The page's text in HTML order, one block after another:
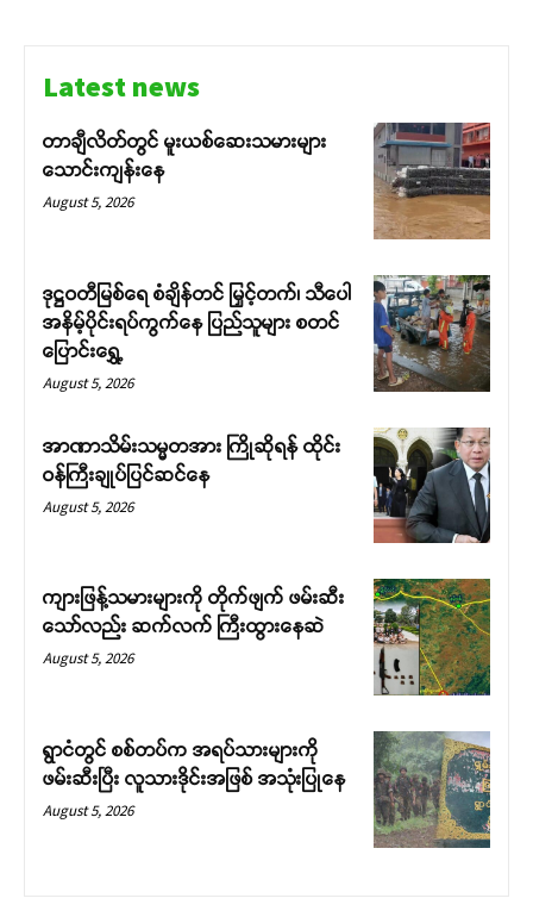
Latest news
တာချီလိတ်တွင် မူးယစ်ဆေးသမားများ
သောင်းကျန်းနေ
August 5, 2026
ဒုဋ္ဌဝတီမြစ်ရေ စံချိန်တင် မြှင့်တက်၊ သီပေါ
အနိမ့်ပိုင်းရပ်ကွက်နေ ပြည်သူများ စတင်
ပြောင်းရွှေ့
August 5, 2026
အာဏာသိမ်းသမ္မတအား ကြိုဆိုရန် ထိုင်း
ဝန်ကြီးချုပ်ပြင်ဆင်နေ
August 5, 2026
ကျားဖြန့်သမားများကို တိုက်ဖျက် ဖမ်းဆီး
သော်လည်း ဆက်လက် ကြီးထွားနေဆဲ
August 5, 2026
ရွာငံတွင် စစ်တပ်က အရပ်သားများကို
ဖမ်းဆီးပြီး လူသားဒိုင်းအဖြစ် အသုံးပြုနေ
August 5, 2026